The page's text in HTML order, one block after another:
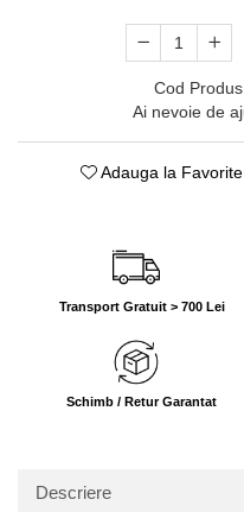
Cod
Ai nevoie de
Adauga la Favorite
Transport Gratuit > 700 Lei
Schimb / Retur Garantat
Descriere